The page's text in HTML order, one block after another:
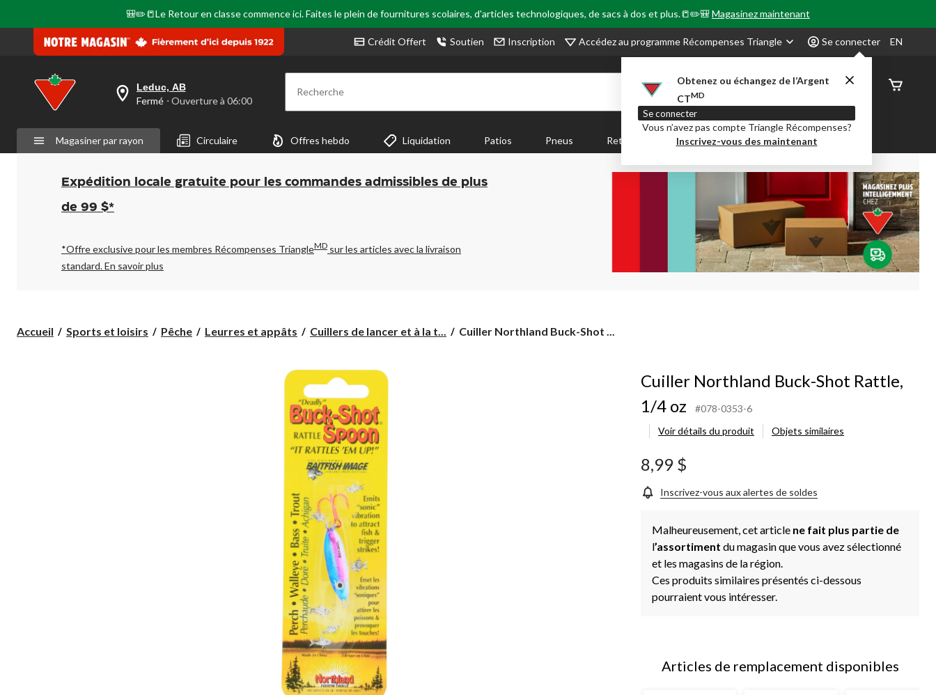
🎒✏️📒Le Retour en classe commence ici. Faites le plein de fournitures scolaires, d'articles technologiques, de sacs à dos et plus.📒✏️🎒Magasinez maintenant
Crédit Offert Soutien Inscription Accédez au programme Récompenses Triangle Se connecter
Obtenez ou échangez de l’Argent
CTMD
Se connecter
Vous n’avez pas compte Triangle Récompenses?
Inscrivez-vous des maintenant
EN
votre
est
Leduc,
AB,
Fermé,
Ouverture
à
pour
changer
Leduc, AB
Fermé ⋅ Ouverture à 06:00 Recherche
État de
Magasiner par rayon Circulaire Offres hebdo Liquidation Patios Pneus Retour en Classe Party City Centre-auto
Expédition locale gratuite pour les commandes admissibles de plus
de 99 $*
*Offre exclusive pour les membres Récompenses TriangleMD sur les articles avec la livraison
standard.En savoir plus
Accueil Sports et loisirs Pêche Leurres et appâts Cuillers de lancer et à la t...
Cuiller
Cuiller Northland Buck-Shot ...
Cuiller Northland Buck-Shot Rattle,
1/4 oz
#078-0353-6
Voir détails du produit
Objets similaires
8,99 $
Inscrivez-vous aux alertes de soldes
Malheureusement, cet article ne fait plus partie de
l’assortiment du magasin que vous avez sélectionné
et les magasins de la région.
Ces produits similaires présentés ci-dessous
pourraient vous intéresser.
Articles de remplacement disponibles